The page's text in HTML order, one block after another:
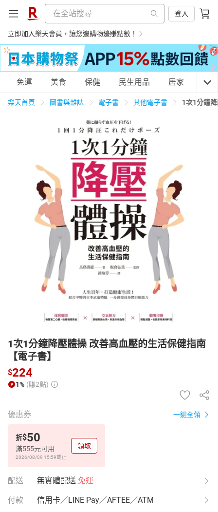
登入
立即加入樂天會員，讓您邊購物邊賺點數！
購物網分類
美食蛋糕 養生保健
居家生活 3C家電 運動休閒 親子玩具
女裝 男裝 化妝保養 情趣用品
電子/紙本書
HOT
免運 美食 保健 民生用品 居家 3C
樂天首頁 圖書與雜誌 電子書 其他電子書 1次1分鐘
1次1分鐘降壓體操 改善高血壓的生活保健指南
【電子書】
$224
1% (賺2點)
優惠券 一鍵全領
折$50
滿555元可用
2026/08/09 15:59截止
領取
配送 無實體配送 免運
付款 信用卡／LINE Pay／AFTEE／ATM